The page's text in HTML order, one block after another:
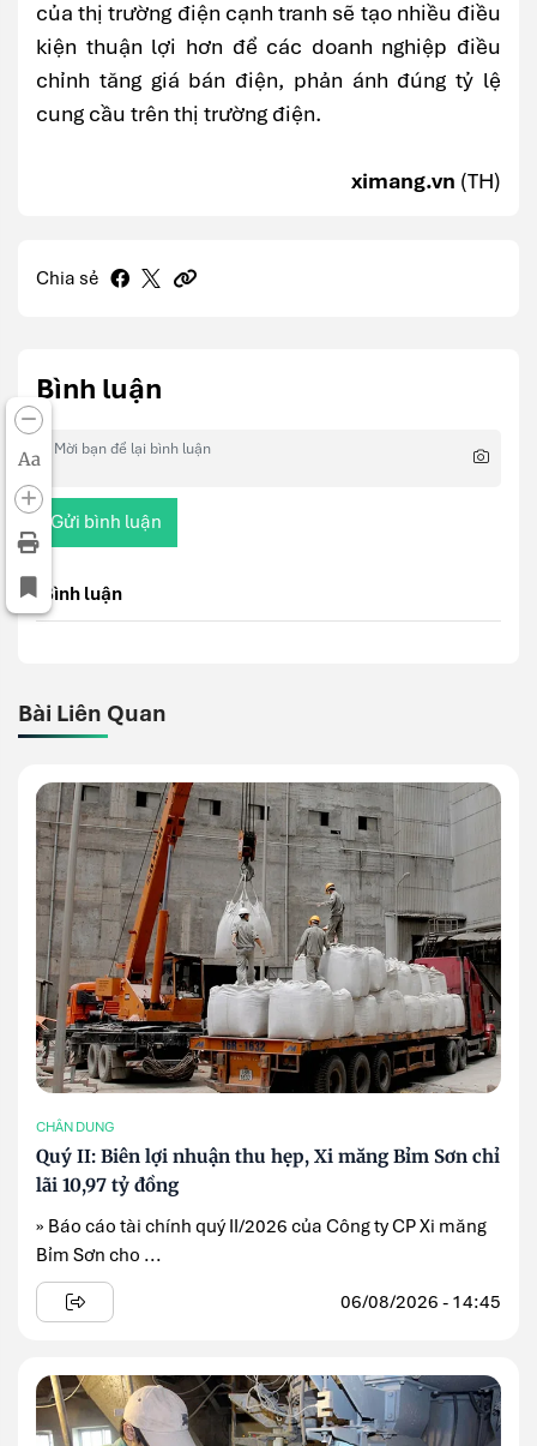
Aa
của thị trường điện cạnh tranh sẽ tạo nhiều điều
kiện thuận lợi hơn để các doanh nghiệp điều
chỉnh tăng giá bán điện, phản ánh đúng tỷ lệ
cung cầu trên thị trường điện.
ximang.vn (TH)
Chia sẻ
Bình luận
Gửi bình luận
Bình luận
Bài Liên Quan
CHÂN DUNG
Quý II: Biên lợi nhuận thu hẹp, Xi măng Bỉm Sơn chỉ
lãi 10,97 tỷ đồng
» Báo cáo tài chính quý II/2026 của Công ty CP Xi măng
Bỉm Sơn cho ...
06/08/2026 - 14:45